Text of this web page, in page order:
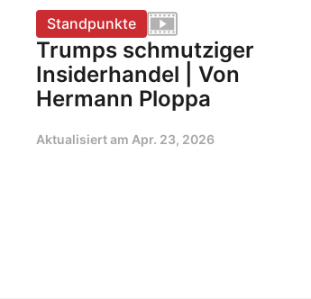
Standpunkte
Trumps schmutziger
Insiderhandel | Von
Hermann Ploppa
Aktualisiert am Apr. 23, 2026